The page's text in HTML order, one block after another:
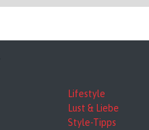
Lifestyle
Lust & Liebe
Style-Tipps